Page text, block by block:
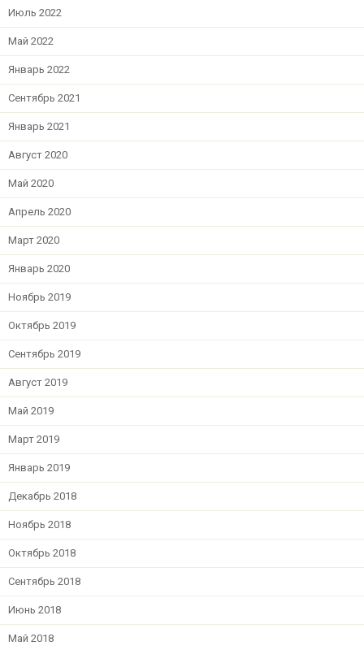
Июль 2022
Май 2022
Январь 2022
Сентябрь 2021
Январь 2021
Август 2020
Май 2020
Апрель 2020
Март 2020
Январь 2020
Ноябрь 2019
Октябрь 2019
Сентябрь 2019
Август 2019
Май 2019
Март 2019
Январь 2019
Декабрь 2018
Ноябрь 2018
Октябрь 2018
Сентябрь 2018
Июнь 2018
Май 2018